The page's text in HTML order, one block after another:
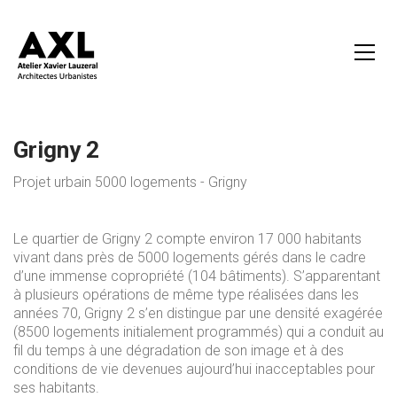
Grigny 2
Projet urbain 5000 logements - Grigny
Le quartier de Grigny 2 compte environ 17 000 habitants
vivant dans près de 5000 logements gérés dans le cadre
d’une immense copropriété (104 bâtiments). S’apparentant
à plusieurs opérations de même type réalisées dans les
années 70, Grigny 2 s’en distingue par une densité exagérée
(8500 logements initialement programmés) qui a conduit au
fil du temps à une dégradation de son image et à des
conditions de vie devenues aujourd’hui inacceptables pour
ses habitants.